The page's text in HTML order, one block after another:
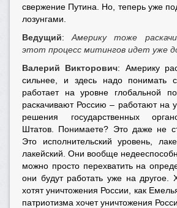
свержение Путина. Но, теперь уже
лозунгами.
Ведущий:Америку тоже
этот процесс митингов идет уже
Валерий Викторович: Америку
сильнее, и здесь надо понимать
работает на уровне глобальной
раскачивают Россию – работают на
решения государственных
Штатов. Понимаете? Это даже не
Это исполнительский уровень,
лакейский. Они вообще
можно просто перехватить на
они будут работать уже на другое.
хотят уничтожения России, как
патриотизма хочет уничтожения